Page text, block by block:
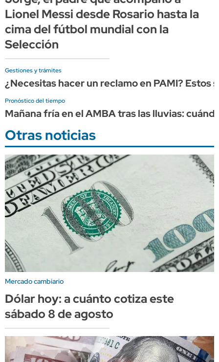
Lionel Messi desde Rosario hasta la
cima del fútbol mundial con la
Selección
Gestiones y trámites
¿Necesitas hacer un reclamo en PAMI?
Pronóstico del tiempo
Mañana fría en el AMBA tras las lluvias:
Otras noticias
Mercado cambiario
Dólar hoy: a cuánto cotiza este
sábado 8 de agosto